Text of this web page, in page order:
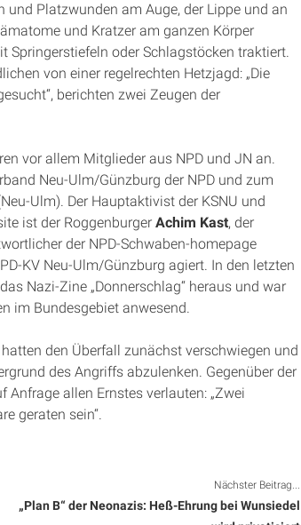
Platzwunden am Auge, der Lippe und an
und Kratzer am ganzen Körper
Springerstiefeln oder Schlagstöcken traktiert.
von einer regelrechten Hetzjagd: „Die
berichten zwei Zeugen der
vor allem Mitglieder aus NPD und JN an.
Neu-Ulm/Günzburg der NPD und zum
Ulm). Der Hauptaktivist der KSNU und
ist der Roggenburger Achim Kast, der
der NPD-Schwaben-homepage
KV Neu-Ulm/Günzburg agiert. In den letzten
Nazi-Zine „Donnerschlag“ heraus und war
im Bundesgebiet anwesend.
den Überfall zunächst verschwiegen und
des Angriffs abzulenken. Gegenüber der
Anfrage allen Ernstes verlauten: „Zwei
geraten sein“.
Nächster Beitrag...
„Plan B“ der Neonazis: Heß-Ehrung bei Wunsiedel